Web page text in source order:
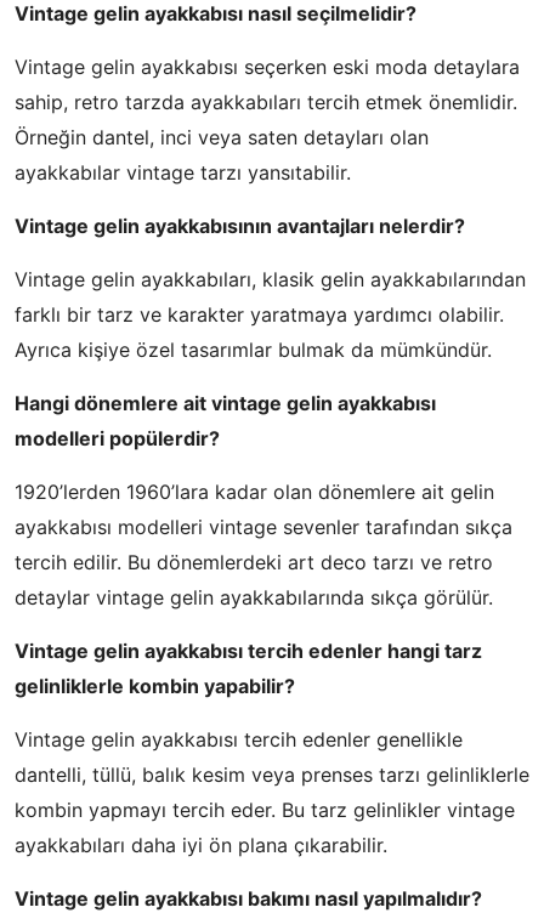
Vintage gelin ayakkabısı nasıl seçilmelidir?
Vintage gelin ayakkabısı seçerken eski moda detaylara
sahip, retro tarzda ayakkabıları tercih etmek önemlidir.
Örneğin dantel, inci veya saten detayları olan
ayakkabılar vintage tarzı yansıtabilir.
Vintage gelin ayakkabısının avantajları nelerdir?
Vintage gelin ayakkabıları, klasik gelin ayakkabılarından
farklı bir tarz ve karakter yaratmaya yardımcı olabilir.
Ayrıca kişiye özel tasarımlar bulmak da mümkündür.
Hangi dönemlere ait vintage gelin ayakkabısı
modelleri popülerdir?
1920’lerden 1960’lara kadar olan dönemlere ait gelin
ayakkabısı modelleri vintage sevenler tarafından sıkça
tercih edilir. Bu dönemlerdeki art deco tarzı ve retro
detaylar vintage gelin ayakkabılarında sıkça görülür.
Vintage gelin ayakkabısı tercih edenler hangi tarz
gelinliklerle kombin yapabilir?
Vintage gelin ayakkabısı tercih edenler genellikle
dantelli, tüllü, balık kesim veya prenses tarzı gelinliklerle
kombin yapmayı tercih eder. Bu tarz gelinlikler vintage
ayakkabıları daha iyi ön plana çıkarabilir.
Vintage gelin ayakkabısı bakımı nasıl yapılmalıdır?